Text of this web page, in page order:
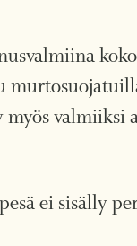
valmiiksi
ei sisälly